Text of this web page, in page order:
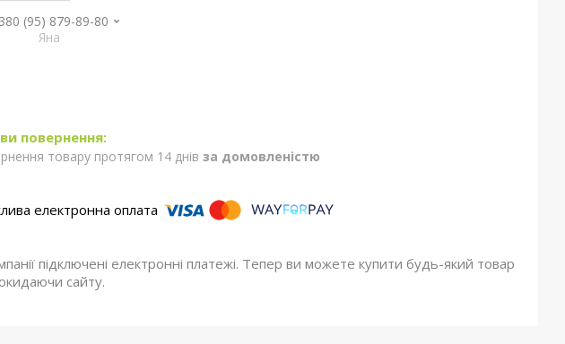
(95) 879-89-80
Яна
товару протягом 14 днів за домовленістю
підключені електронні платежі. Тепер ви можете купити будь-який товар
сайту.